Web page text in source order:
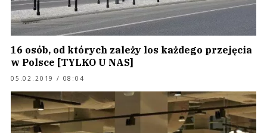
16 osób, od których zależy los każdego przejęcia
w Polsce [TYLKO U NAS]
05.02.2019 / 08:04